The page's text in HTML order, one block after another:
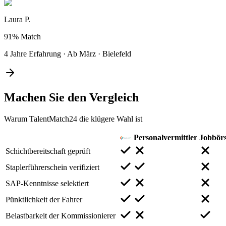
Laura P.
91% Match
4 Jahre Erfahrung · Ab März · Bielefeld
Machen Sie den Vergleich
Warum TalentMatch24 die klügere Wahl ist
Personalvermittler
Schichtbereitschaft geprüft
Staplerführerschein verifiziert
SAP-Kenntnisse selektiert
Pünktlichkeit der Fahrer
Belastbarkeit der Kommissionierer